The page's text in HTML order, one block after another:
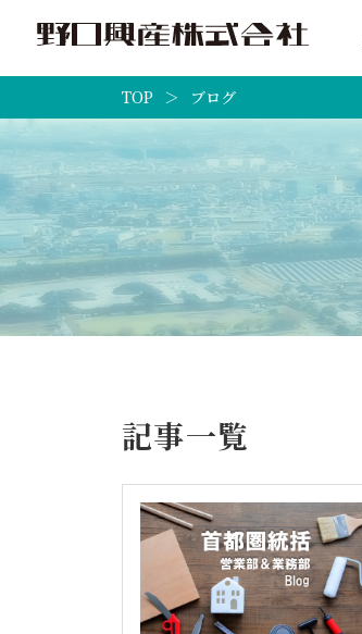
TOP ブログ
記事一覧